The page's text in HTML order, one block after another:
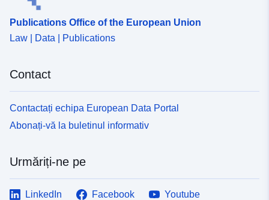
Publications Office of the European Union
Law | Data | Publications
Contact
Contactați echipa European Data Portal
Abonați-vă la buletinul informativ
Urmăriți-ne pe
LinkedIn Facebook
Youtube